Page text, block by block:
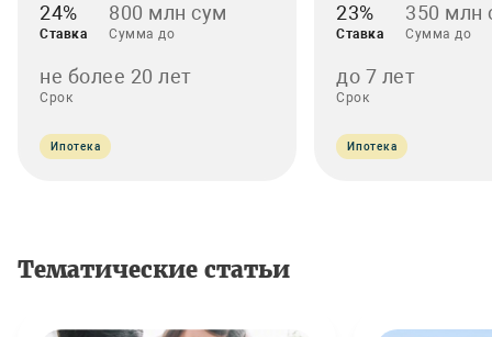
24%
Ставка
800 млн сум
Сумма до
не более 20 лет
Срок
Ипотека
23%
Ставка
350 млн
Сумма до
до 7 лет
Срок
Ипотека
Тематические статьи